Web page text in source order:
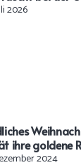
2026
ihre goldene
2024